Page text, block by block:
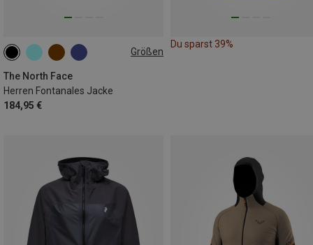
Größen
The North Face
Herren Fontanales Jacke
184,95 €
S M L XL
Du sparst 39%